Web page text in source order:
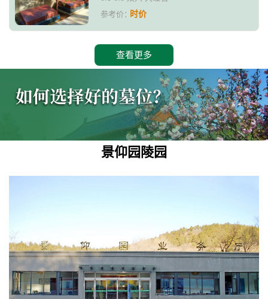
参考价：时价
查看更多
景仰园陵园